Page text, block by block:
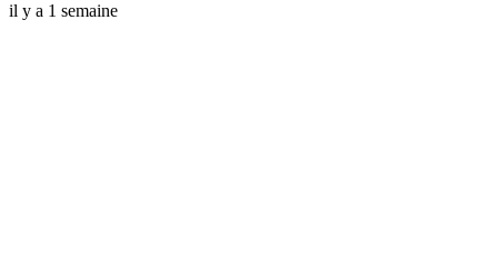
il y a 1 semaine